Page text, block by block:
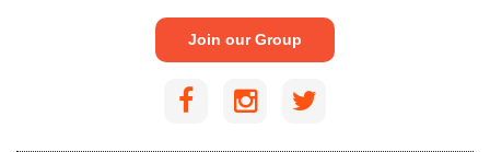
Join our Group